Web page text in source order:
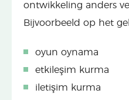
ontwikkeling anders
Bijvoorbeeld op het
oyun oynama
etkileşim kurma
iletişim kurma